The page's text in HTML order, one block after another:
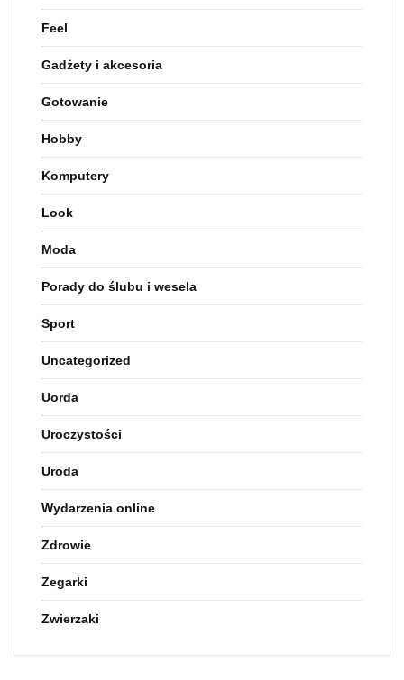
Feel
Gadżety i akcesoria
Gotowanie
Hobby
Komputery
Look
Moda
Porady do ślubu i wesela
Sport
Uncategorized
Uorda
Uroczystości
Uroda
Wydarzenia online
Zdrowie
Zegarki
Zwierzaki